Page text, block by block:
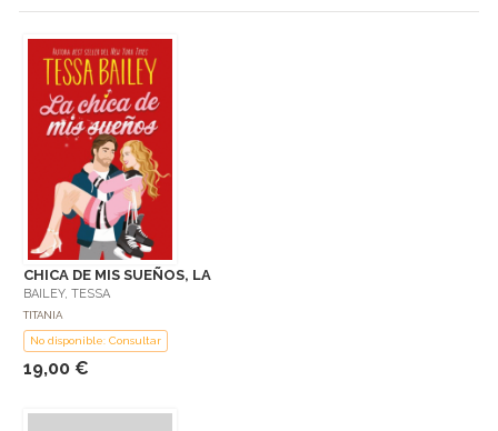
CHICA DE MIS SUEÑOS, LA
BAILEY, TESSA
TITANIA
No disponible: Consultar
19,00 €